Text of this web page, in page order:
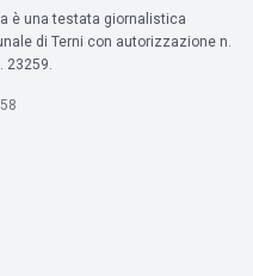
è una testata giornalistica
di Terni con autorizzazione n.
23259.